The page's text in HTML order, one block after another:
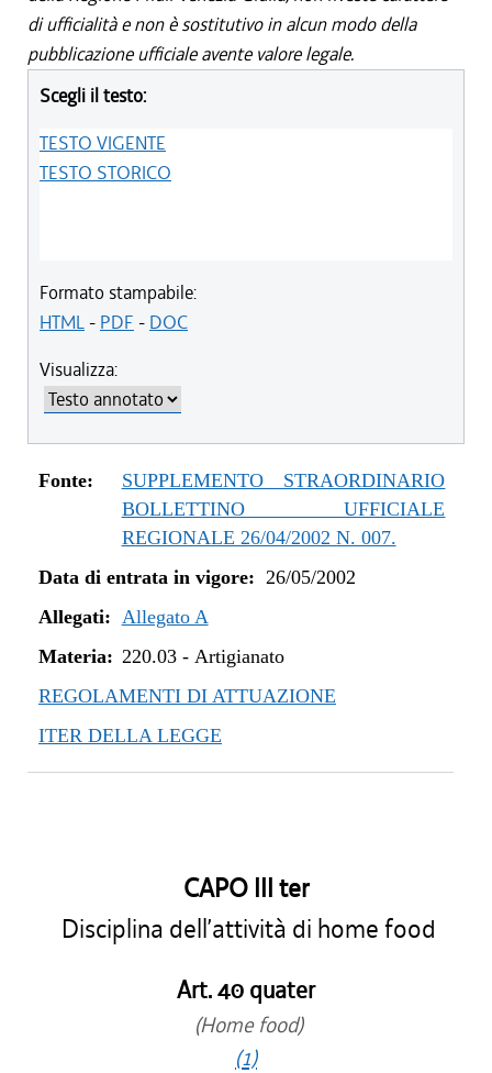
di ufficialità e non è sostitutivo in alcun modo della
pubblicazione ufficiale avente valore legale.
Scegli il testo:
TESTO VIGENTE
TESTO STORICO
Formato stampabile:
HTML- PDF - DOC
Visualizza:
Fonte:
SUPPLEMENTO STRAORDINARIO
BOLLETTINO UFFICIALE
REGIONALE 26/04/2002 N. 007.
Data di entrata in vigore: 26/05/2002
Allegati: Allegato A
Materia: 220.03- Artigianato
REGOLAMENTI DI ATTUAZIONE
ITER DELLA LEGGE
CAPO III ter
Disciplina dell’attività di home food
Art. 40 quater
(Home food)
(1)